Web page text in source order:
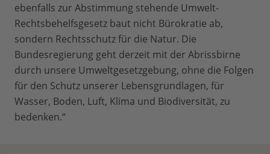
ebenfalls zur Abstimmung stehende Umwelt-
Rechtsbehelfsgesetz baut nicht Bürokratie ab,
sondern Rechtsschutz für die Natur. Die
Bundesregierung geht derzeit mit der Abrissbirne
durch unsere Umweltgesetzgebung, ohne die Folgen
für den Schutz unserer Lebensgrundlagen, für
Wasser, Boden, Luft, Klima und Biodiversität, zu
bedenken.“